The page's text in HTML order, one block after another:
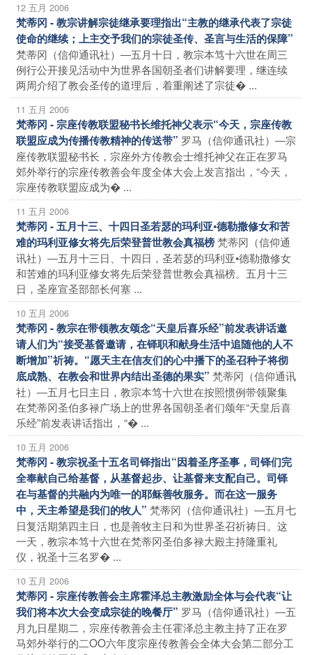
12 五月 2006
梵蒂冈 - 教宗讲解宗徒继承要理指出“主教的继承代表了宗徒
使命的继续；上主交予我们的宗徒圣传、圣言与生活的保障”
梵蒂冈（信仰通讯社）―五月十日，教宗本笃十六世在周三
例行公开接见活动中为世界各国朝圣者们讲解要理，继连续
两周介绍了教会圣传的道理后，着重阐述了宗徒� ...
11 五月 2006
梵蒂冈 - 宗座传教联盟秘书长维托神父表示“今天，宗座传教
联盟应成为传播传教精神的传送带” 罗马（信仰通讯社）―宗
座传教联盟秘书长，宗座外方传教会士维托神父在正在罗马
郊外举行的宗座传教善会年度全体大会上发言指出，“今天，
宗座传教联盟应成为� ...
11 五月 2006
梵蒂冈 - 五月十三、十四日圣若瑟的玛利亚•德勒撒修女和苦
难的玛利亚修女将先后荣登普世教会真福榜梵蒂冈（信仰通
讯社）―五月十三日、十四日，圣若瑟的玛利亚•德勒撒修女
和苦难的玛利亚修女将先后荣登普世教会真福榜。五月十三
日，圣座宣圣部部长何塞 ...
10 五月 2006
梵蒂冈 - 教宗在带领教友颂念“天皇后喜乐经”前发表讲话邀
请人们为“接受基督邀请，在铎职和献身生活中追随他的人不
断增加”祈祷。“愿天主在信友们的心中播下的圣召种子将彻
底成熟、在教会和世界内结出圣德的果实” 梵蒂冈（信仰通讯
社）―五月七日主日，教宗本笃十六世在按照惯例带领聚集
在梵蒂冈圣伯多禄广场上的世界各国朝圣者们颂年“天皇后喜
乐经”前发表讲话指出，“� ...
10 五月 2006
梵蒂冈 - 教宗祝圣十五名司铎指出“因着圣序圣事，司铎们完
全奉献自己给基督，从基督起步、让基督来支配自己。司铎
在与基督的共融内为唯一的耶稣善牧服务。而在这一服务
中，天主希望是我们的牧人” 梵蒂冈（信仰通讯社）―五月七
日复活期第四主日，也是善牧主日和为世界圣召祈祷日。这
一天，教宗本笃十六世在梵蒂冈圣伯多禄大殿主持隆重礼
仪，祝圣十三名罗� ...
10 五月 2006
梵蒂冈 - 宗座传教善会主席霍泽总主教激励全体与会代表“让
我们将本次大会变成宗徒的晚餐厅” 罗马（信仰通讯社）―五
月九日星期二，宗座传教善会主任霍泽总主教主持了正在罗
马郊外举行的二OO六年度宗座传教善会全体大会第二部分工